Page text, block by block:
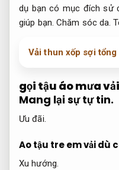
dụ bạn có mục đích sử
giúp bạn.Chăm sóc da.
Vải thun xốp sợi
gọi tậu áo mưa
Mang lại sự tự tin.
Ưu đãi.
Ao tậu tre em vải dù
Xu hướng.